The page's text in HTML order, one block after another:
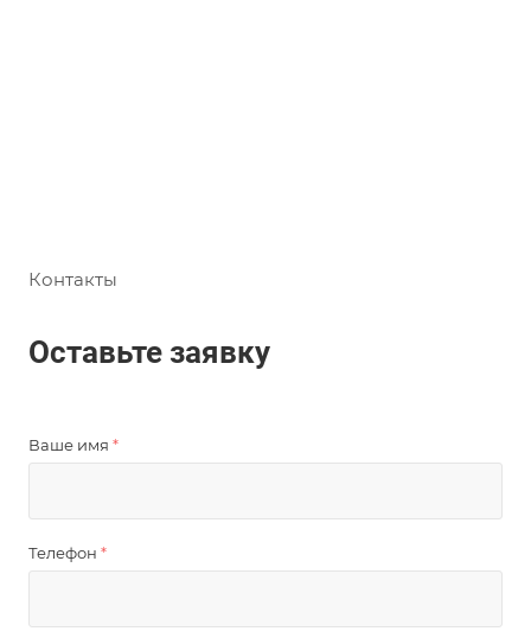
Контакты
Оставьте заявку
Ваше имя *
Телефон *